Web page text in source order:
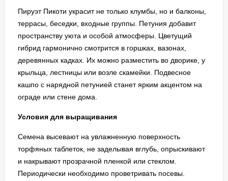
Пируэт Пикоти украсит не только клумбы, но и балконы,
террасы, беседки, входные группы. Петуния добавит
пространству уюта и особой атмосферы. Цветущий
гибрид гармонично смотрится в горшках, вазонах,
деревянных кадках. Их можно разместить во дворике, у
крыльца, лестницы или возле скамейки. Подвесное
кашпо с нарядной петунией станет ярким акцентом на
ограде или стене дома.
Условия для выращивания
Семена высевают на увлажненную поверхность
торфяных таблеток, не заделывая вглубь, опрыскивают
и накрывают прозрачной пленкой или стеклом.
Периодически необходимо проветривать посевы.